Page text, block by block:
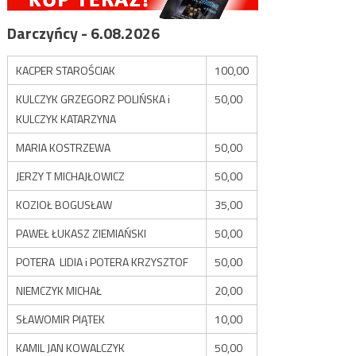
Darczyńcy - 6.08.2026
KACPER STAROŚCIAK
100,00
KULCZYK GRZEGORZ POLIŃSKA i
KULCZYK KATARZYNA
50,00
MARIA KOSTRZEWA
50,00
JERZY T MICHAJŁOWICZ
50,00
KOZIOŁ BOGUSŁAW
35,00
PAWEŁ ŁUKASZ ZIEMIAŃSKI
50,00
POTERA LIDIA i POTERA KRZYSZTOF
50,00
NIEMCZYK MICHAŁ
20,00
SŁAWOMIR PIĄTEK
10,00
KAMIL JAN KOWALCZYK
50,00